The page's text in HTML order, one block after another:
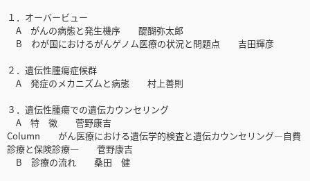
１．オーバービュー
A がんの病態と発生機序 醍醐弥太郎
B わが国におけるがんゲノム医療の状況と問題点 吉田輝彦
２．遺伝性腫瘍症候群
A 発症のメカニズムと病態 村上善則
３．遺伝性腫瘍での遺伝カウンセリング
A 特 徴 菅野康吉
Column がん医療における遺伝学的検査と遺伝カウンセリング―自費
診療と保険診療― 菅野康吉
B 診療の流れ 桑田 健